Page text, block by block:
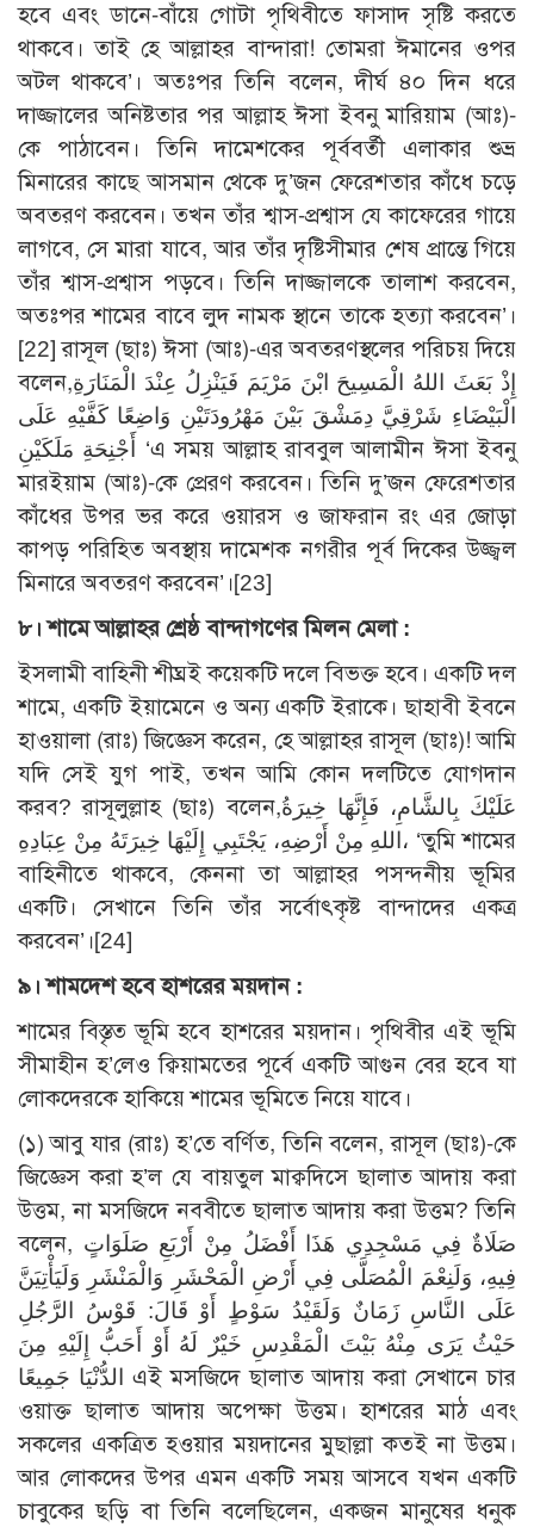
হবে এবং ডানে-বাঁয়ে গোটা পৃথিবীতে ফাসাদ সৃষ্টি করতে
থাকবে। তাই হে আল্লাহর বান্দারা! তোমরা ঈমানের ওপর
অটল থাকবে’। অতঃপর তিনি বলেন, দীর্ঘ ৪০ দিন ধরে
দাজ্জালের অনিষ্টতার পর আল্লাহ ঈসা ইবনু মারিয়াম (আঃ)-
কে পাঠাবেন। তিনি দামেশকের পূর্ববর্তী এলাকার শুভ্র
মিনারের কাছে আসমান থেকে দু’জন ফেরেশতার কাঁধে চড়ে
অবতরণ করবেন। তখন তাঁর শ্বাস-প্রশ্বাস যে কাফেরের গায়ে
লাগবে, সে মারা যাবে, আর তাঁর দৃষ্টিসীমার শেষ প্রান্তে গিয়ে
তাঁর শ্বাস-প্রশ্বাস পড়বে। তিনি দাজ্জালকে তালাশ করবেন,
অতঃপর শামের বাবে লুদ নামক স্থানে তাকে হত্যা করবেন’।
[22] রাসূল (ছাঃ) ঈসা (আঃ)-এর অবতরণস্থলের পরিচয় দিয়ে
বলেন,إِذْ بَعَثَ اللهُ الْمَسِيحَ ابْنَ مَرْيَمَ فَيَنْزِلُ عِنْدَ الْمَنَارَةِ
الْبَيْضَاءِ شَرْقِيَّ دِمَشْقَ بَيْنَ مَهْرُودَتَيْنِ وَاضِعًا كَفَّيْهِ عَلَى
أَجْنِحَةِ مَلَكَيْنِ ‘এ সময় আল্লাহ রাববুল আলামীন ঈসা ইবনু
মারইয়াম (আঃ)-কে প্রেরণ করবেন। তিনি দু’জন ফেরেশতার
কাঁধের উপর ভর করে ওয়ারস ও জাফরান রং এর জোড়া
কাপড় পরিহিত অবস্থায় দামেশক নগরীর পূর্ব দিকের উজ্জ্বল
মিনারে অবতরণ করবেন’।[23]
৮।শামে আল্লাহর শ্রেষ্ঠ বান্দাগণের মিলন মেলা :
ইসলামী বাহিনী শীঘ্রই কয়েকটি দলে বিভক্ত হবে। একটি দল
শামে, একটি ইয়ামেনে ও অন্য একটি ইরাকে। ছাহাবী ইবনে
হাওয়ালা (রাঃ) জিজ্ঞেস করেন, হে আল্লাহর রাসূল (ছাঃ)! আমি
যদি সেই যুগ পাই, তখন আমি কোন দলটিতে যোগদান
করব? রাসূলুল্লাহ (ছাঃ) বলেন,عَلَيْكَ بِالشَّامِ، فَإِنَّهَا خِيرَةُ
اللهِ مِنْ أَرْضِهِ، يَجْتَبِي إِلَيْهَا خِيرَتَهُ مِنْ عِبَادِهِ، ‘তুমি শামের
বাহিনীতে থাকবে, কেননা তা আল্লাহর পসন্দনীয় ভূমির
একটি। সেখানে তিনি তাঁর সর্বোৎকৃষ্ট বান্দাদের একত্র
করবেন’।[24]
৯ ।শামদেশ হবে হাশরের ময়দান :
শামের বিস্তৃত ভূমি হবে হাশরের ময়দান। পৃথিবীর এই ভূমি
সীমাহীন হ’লেও ক্বিয়ামতের পূর্বে একটি আগুন বের হবে যা
লোকদেরকে হাকিয়ে শামের ভূমিতে নিয়ে যাবে।
(১) আবু যার (রাঃ) হ’তে বর্ণিত, তিনি বলেন, রাসূল (ছাঃ)-কে
জিজ্ঞেস করা হ’ল যে বায়তুল মাক্বদিসে ছালাত আদায় করা
উত্তম, না মসজিদে নববীতে ছালাত আদায় করা উত্তম? তিনি
বলেন, صَلَاةٌ فِي مَسْجِدِي هَذَا أَفْضَلُ مِنْ أَرْبَعِ صَلَوَاتٍ
فِيهِ، وَلَنِعْمَ الْمُصَلَّى فِي أَرْضِ الْمَحْشَرِ وَالْمَنْشَرِ وَلَيَأْتِيَنَّ
عَلَى النَّاسِ زَمَانٌ وَلَقَيْدُ سَوْطٍ أَوْ قَالَ: قَوْسُ الرَّجُلِ
حَيْثُ يَرَى مِنْهُ بَيْتَ الْمَقْدِسِ خَيْرٌ لَهُ أَوْ أَحَبُّ إِلَيْهِ مِنَ
الدُّنْيَا جَمِيعًا এই মসজিদে ছালাত আদায় করা সেখানে চার
ওয়াক্ত ছালাত আদায় অপেক্ষা উত্তম। হাশরের মাঠ এবং
সকলের একত্রিত হওয়ার ময়দানের মুছাল্লা কতই না উত্তম।
আর লোকদের উপর এমন একটি সময় আসবে যখন একটি
চাবুকের ছড়ি বা তিনি বলেছিলেন, একজন মানুষের ধনুক